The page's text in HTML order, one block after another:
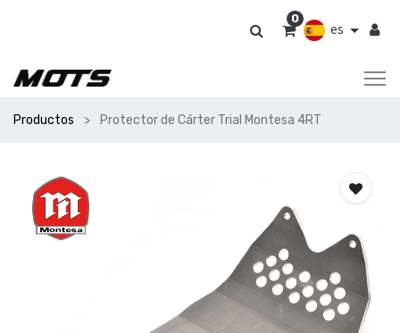
es
0
Productos Protector de Cárter Trial Montesa 4RT